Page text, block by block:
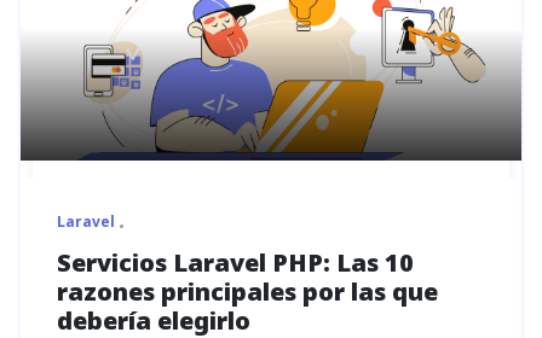
Laravel
Servicios Laravel PHP: Las 10
razones principales por las que
debería elegirlo